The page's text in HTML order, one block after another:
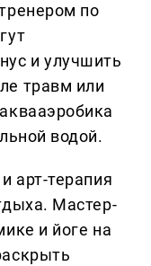
по
и улучшить
травм или
водой.
арт-терапия
Мастер-
и йоге на